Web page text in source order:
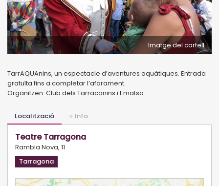
Imatge del cartell
TarrAQUAnins, un espectacle d’aventures aquàtiques. Entrada
gratuïta fins a completar l’aforament.
Organitzen: Club dels Tarraconins i Ematsa
Localització + Info
Teatre Tarragona
Rambla Nova, 11
Tarragona